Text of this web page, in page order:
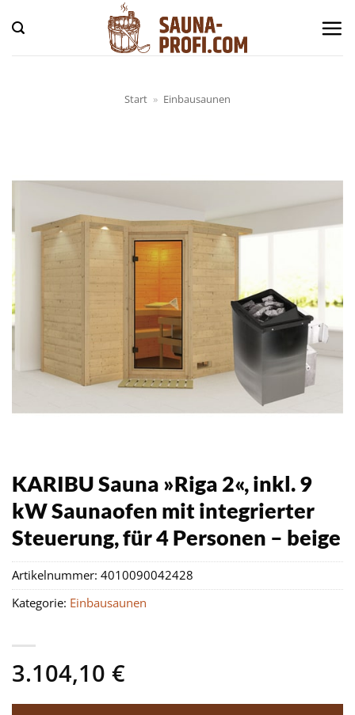
Inhalt
springen
Start » Einbausaunen
KARIBU Sauna »Riga 2«, inkl. 9
kW Saunaofen mit integrierter
Steuerung, für 4 Personen – beige
3.104,10 €
Artikelnummer: 4010090042428
Kategorie: Einbausaunen